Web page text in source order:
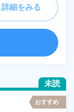
詳細をみる
未読
おすすめ